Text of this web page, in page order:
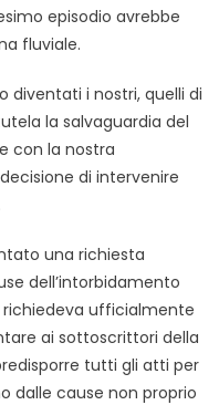
episodio avrebbe
fluviale.
diventati i nostri, quelli di
la salvaguardia del
con la nostra
di intervenire
una richiesta
dell’intorbidamento
richiedeva ufficialmente
ai sottoscrittori della
tutti gli atti per
dalle cause non proprio